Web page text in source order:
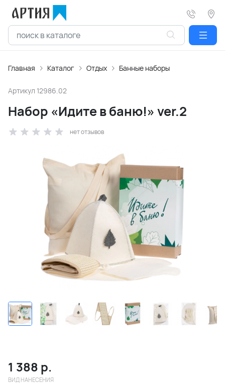
Главная Каталог Отдых Банные наборы
Артикул 12986.02
Набор «Идите в баню!» ver.2
нет отзывов
1 388 р.
ВИД НАНЕСЕНИЯ